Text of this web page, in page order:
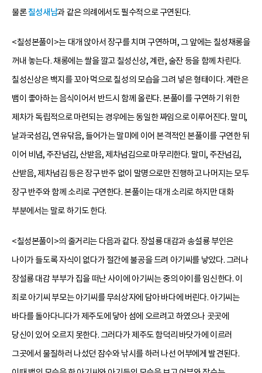
물론칠성새남과 같은 의례에서도 필수적으로 구연된다.
<칠성본풀이>는 대개 앉아서 장구를 치며 구연하며, 그 앞에는 칠성채롱을
꺼내 놓는다. 채롱에는 쌀을 깔고 칠성신상, 계란, 술잔 등을 함께 차린다.
칠성신상은 백지를 꼬아 먹으로 칠성의 모습을 그려 넣은 형태이다. 계란은
뱀이 좋아하는 음식이어서 반드시 함께 올린다. 본풀이를 구연하기 위한
제차가 독립적으로 마련되는 경우에는 동일한 짜임으로 이루어진다. 말미,
날과국섬김, 연유닦음, 들어가는 말미에 이어 본격적인 본풀이를 구연한 뒤
이어 비념, 주잔넘김, 산받음, 제차넘김으로 마무리한다. 말미, 주잔넘김,
산받음, 제차넘김 등은 장구 반주 없이 말명으로만 진행하고 나머지는 모두
장구 반주와 함께 소리로 구연한다. 본풀이는 대개 소리로 하지만 대화
부분에서는 말로 하기도 한다.
<칠성본풀이>의 줄거리는 다음과 같다. 장설룡 대감과 송설룡 부인은
나이가 들도록 자식이 없다가 절간에 불공을 드려 아기씨를 낳았다. 그러나
장설룡 대감 부부가 집을 떠난 사이에 아기씨는 중의 아이를 임신한다. 이
죄로 아기씨 부모는 아기씨를 무쇠상자에 담아 바다에 버린다. 아기씨는
바다를 돌아다니다가 제주도에 닿아 섬에 오르려고 하였으나 곳곳에
당신이 있어 오르지 못한다. 그러다가 제주도 함덕리 바닷가에 이르러
그곳에서 물질하러 나섰던 잠수와 낚시를 하러 나선 어부에게 발견된다.